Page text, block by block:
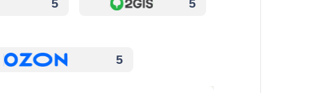
5 5
5